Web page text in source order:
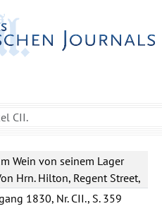
CII.
Wein von seinem Lager
Hrn. Hilton, Regent Street,
1830, Nr. CII., S. 359